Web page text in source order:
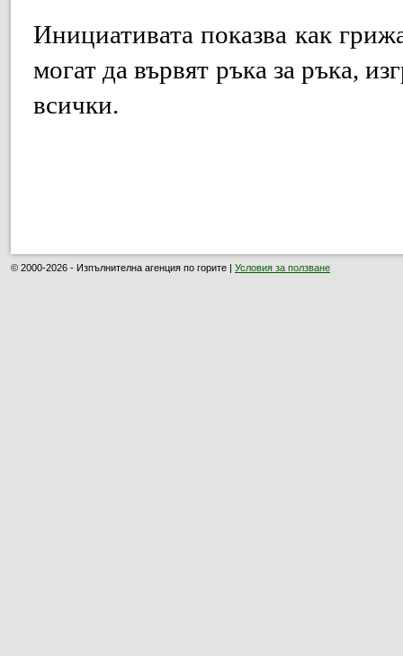
Инициативата показва как
могат да вървят ръка за ръка,
всички.
© 2000-2026 - Изпълнителна агенция по горите | Условия за ползване